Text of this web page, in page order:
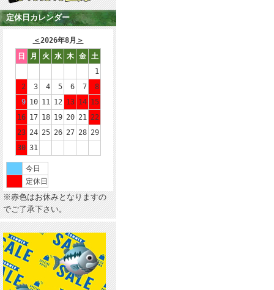
定休日カレンダー
＜2026年8月 ＞
日
月 火 水 木 金
土
1
2
3 4 5 6 7
8
9 10 11 12 13 14 15
16 17 18 19 20 21 22
23 24 25 26 27 28 29
30 31
今日
定休日
※赤色はお休みとなりますの
でご了承下さい。